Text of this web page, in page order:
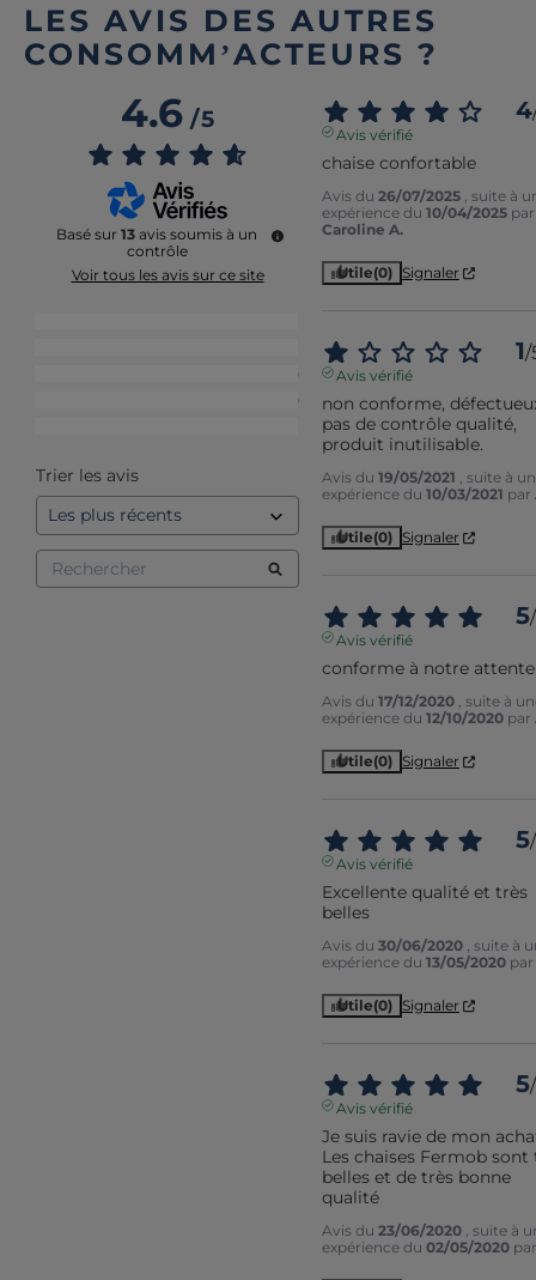
LES AVIS DES AUTRES
CONSOMM’ACTEURS ?
4.6/5
Basé sur 13 avis soumis à un
contrôle
Voir tous les avis sur ce site
0
0
Trier les avis
4
Avis vérifié
chaise confortable
Avis du 26/07/2025 , suite à
expérience du 10/04/2025 par
Caroline A.
Utile(0) Signaler
1/
Avis vérifié
non conforme,
pas de contrôle qualité,
produit inutilisable.
Avis du 19/05/2021 , suite à
expérience du 10/03/2021 par
Utile(0) Signaler
5/
Avis vérifié
conforme à notre attente
Avis du 17/12/2020 , suite à
expérience du 12/10/2020 par
Utile(0) Signaler
5/
Avis vérifié
Excellente qualité et très
belles
Avis du 30/06/2020 , suite à
expérience du 13/05/2020 par
Utile(0) Signaler
5/
Avis vérifié
Je suis ravie de mon
Les chaises Fermob sont
belles et de très bonne
qualité
Avis du 23/06/2020 , suite à
expérience du 02/05/2020